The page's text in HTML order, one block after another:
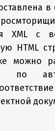
в
XML с
HTML
можно
по